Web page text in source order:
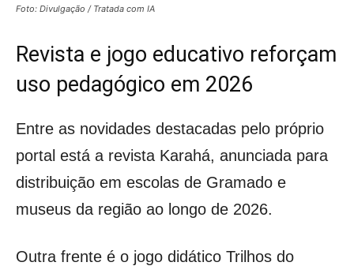
Foto: Divulgação / Tratada com IA
Revista e jogo educativo reforçam
uso pedagógico em 2026
Entre as novidades destacadas pelo próprio
portal está a revista Karahá, anunciada para
distribuição em escolas de Gramado e
museus da região ao longo de 2026.
Outra frente é o jogo didático Trilhos do